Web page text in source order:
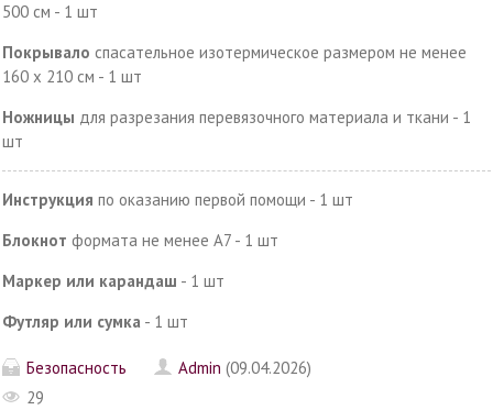
500 см - 1 шт
Покрывало спасательное изотермическое размером не менее
160 x 210 см - 1 шт
Ножницы для разрезания перевязочного материала и ткани - 1
шт
Инструкция по оказанию первой помощи - 1 шт
Блокнот формата не менее A7 - 1 шт
Маркер или карандаш - 1 шт
Футляр или сумка - 1 шт
Безопасность Admin (09.04.2026)
29